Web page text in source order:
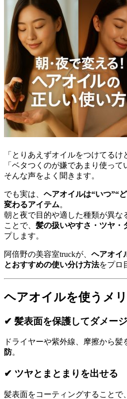
「とりあえずオイルをつけてるけ
「ベタつくのが嫌であまり使って
そんな声をよく聞きます。
でも実は、 ヘアオイルは“いつ”“
変わるアイテム。
朝と夜で目的や適した種類が異な
ことで、 髪の扱いやすさ・ツヤ・
プします。
阿倍野の美容室truckが、 ヘアオイ
とおすすめの使い分け方法をプロ
ヘアオイルを使うメ
✔ 髪表面を保護してダメー
ドライヤーや紫外線、摩擦から髪
防。
✔ ツヤとまとまりを出せる
髪表面をコーティングすることで、